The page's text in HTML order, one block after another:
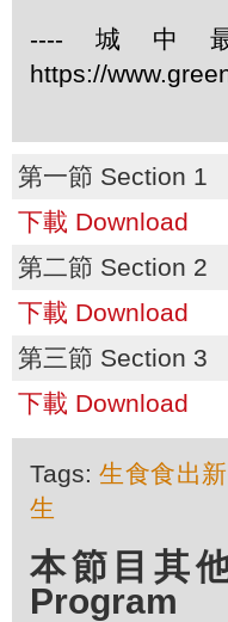
----城中
https://
第一節 Section 1
下載 Download
第二節 Section 2
下載 Download
第三節 Section 3
下載 Download
Tags:生食食出
生
本節目其
Program